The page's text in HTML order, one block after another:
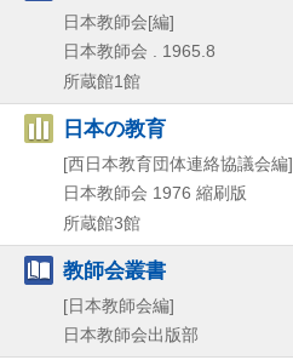
日本教師会[編]
日本教師会 . 1965.8
所蔵館1館
日本の教育
[西日本教育団体連絡協議会編]
日本教師会 1976 縮刷版
所蔵館3館
教師会叢書
[日本教師会編]
日本教師会出版部